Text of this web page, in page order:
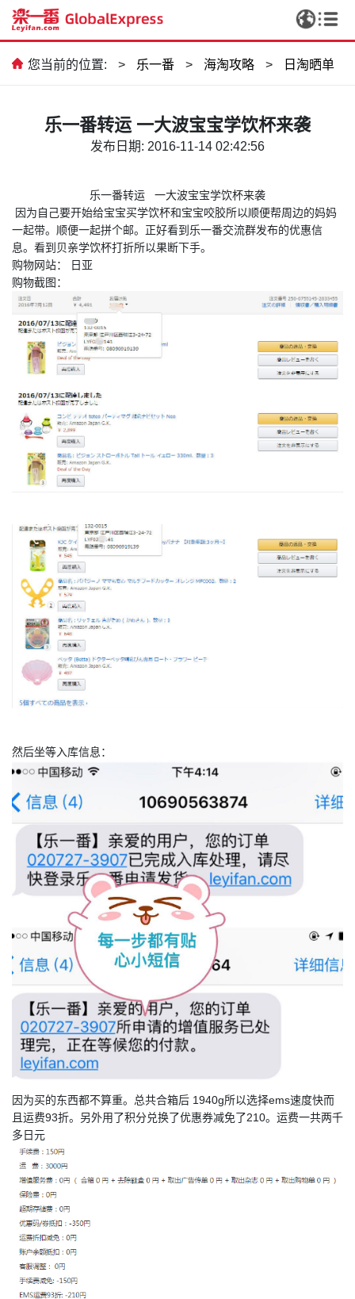
您当前的位置: > 乐一番 > 海淘攻略 > 日淘晒单
乐一番转运 一大波宝宝学饮杯来袭
发布日期: 2016-11-14 02:42:56
乐一番转运 一大波宝宝学饮杯来袭
因为自己要开始给宝宝买学饮杯和宝宝咬胶所以顺便帮周边的妈妈
一起带。顺便一起拼个邮。正好看到乐一番交流群发布的优惠信
息。看到贝亲学饮杯打折所以果断下手。
购物网站： 日亚
购物截图：
然后坐等入库信息：
因为买的东西都不算重。总共合箱后 1940g所以选择ems速度快而
且运费93折。另外用了积分兑换了优惠券减免了210。运费一共两千
多日元